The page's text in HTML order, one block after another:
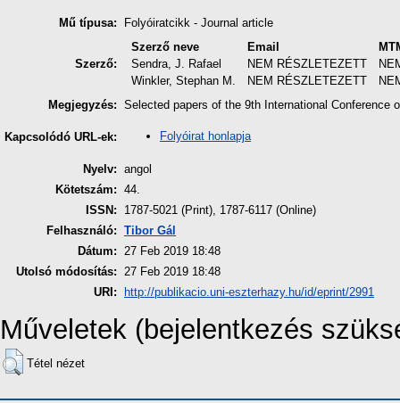
Mű típusa: Folyóiratcikk - Journal article
Szerző:
Szerző neve Email
Sendra, J. Rafael
NEM RÉSZLETEZETT
Winkler, Stephan M.
NEM RÉSZLETEZETT
Megjegyzés: Selected papers of the 9th International Conference
Kapcsolódó URL-ek: Folyóirat honlapja
Nyelv: angol
Kötetszám: 44.
ISSN:
1787-5021 (Print), 1787-6117 (Online)
Felhasználó: Tibor Gál
Dátum:
27 Feb 2019 18:48
Utolsó módosítás:
27 Feb 2019 18:48
URI:
http://publikacio.uni-eszterhazy.hu/id/eprint/2991
Műveletek (bejelentkezés
Tétel nézet